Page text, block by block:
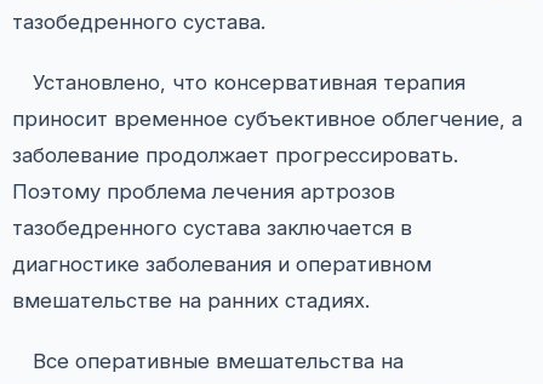
тазобедренного сустава.
Установлено, что консервативная терапия
приносит временное субъективное облегчение, а
заболевание продолжает прогрессировать.
Поэтому проблема лечения артрозов
тазобедренного сустава заключается в
диагностике заболевания и оперативном
вмешательстве на ранних стадиях.
Все оперативные вмешательства на